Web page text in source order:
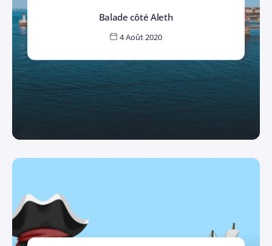
Balade côté Aleth
4 Août 2020